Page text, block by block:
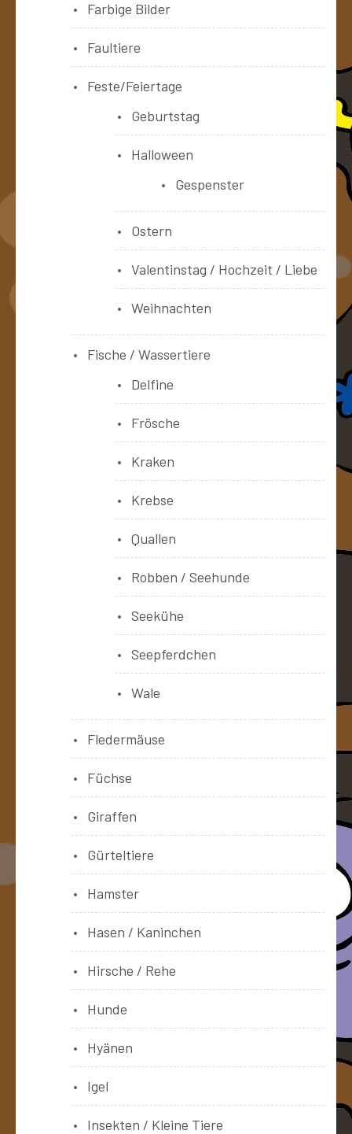
Farbige Bilder
Faultiere
Feste/Feiertage
Geburtstag
Halloween
Gespenster
Ostern
Valentinstag / Hochzeit / Liebe
Weihnachten
Fische / Wassertiere
Delfine
Frösche
Kraken
Krebse
Quallen
Robben / Seehunde
Seekühe
Seepferdchen
Wale
Fledermäuse
Füchse
Giraffen
Gürteltiere
Hamster
Hasen / Kaninchen
Hirsche / Rehe
Hunde
Hyänen
Igel
Insekten / Kleine Tiere